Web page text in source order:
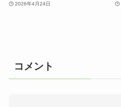
2026年4月24日
コメント